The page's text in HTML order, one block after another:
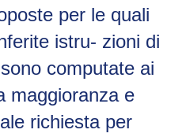
per le quali
istru- zioni di
computate ai
maggioranza e
richiesta per